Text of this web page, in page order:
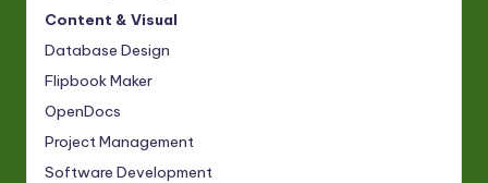
Content & Visual
Database Design
Flipbook Maker
OpenDocs
Project Management
Software Development